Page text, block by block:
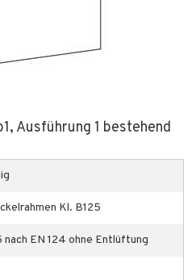
Ausführung 1 bestehend
Kl. B125
nach EN 124 ohne Entlüftung